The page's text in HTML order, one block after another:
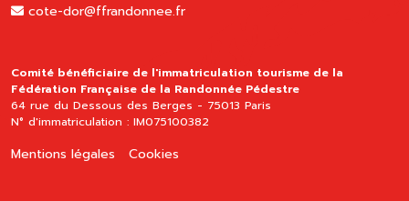
cote-dor@ffrandonnee.fr
Comité bénéficiaire de l'immatriculation tourisme de la
Fédération Française de la Randonnée Pédestre
64 rue du Dessous des Berges - 75013 Paris
N° d'immatriculation : IM075100382
Mentions légales Cookies